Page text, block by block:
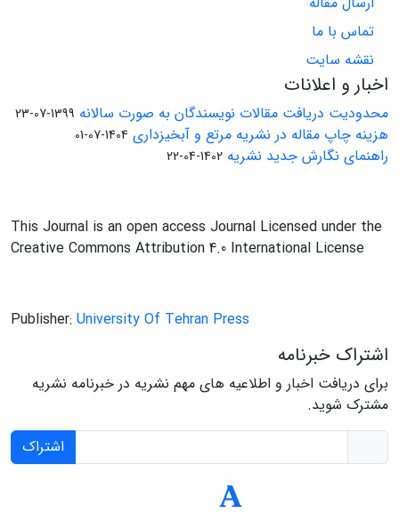
تماس با ما
نقشه سایت
اخبار و اعلانات
محدودیت دریافت مقالات نویسندگان به صورت سالانه 1399-07-23
هزینه چاپ مقاله در نشریه مرتع و آبخیزداری 1404-07-01
راهنمای نگارش جدید نشریه 1402-04-22
This Journal is an open access Journal Licensed under the
Creative Commons Attribution 4.0 International License
Publisher: University Of Tehran Press
اشتراک خبرنامه
برای دریافت اخبار و اطلاعیه های مهم نشریه در خبرنامه نشریه
مشترک شوید.
اشتراک